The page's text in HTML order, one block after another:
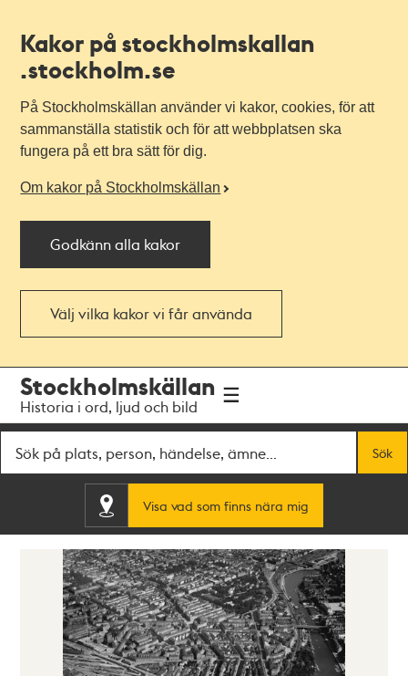
Kakor på stockholmskallan
.stockholm.se
På Stockholmskällan använder vi kakor, cookies, för att
sammanställa statistik och för att webbplatsen ska
fungera på ett bra sätt för dig.
Om kakor på Stockholmskällan
Godkänn alla kakor
Välj vilka kakor vi får använda
navigationen
huvudinnehållet
Stockholmskällan
Historia i ord, ljud och bild
Sök
Visa vad som finns nära mig